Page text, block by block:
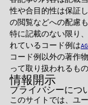
性や合目的性は保証
の閲覧などへの配慮
特に記載のない限り
れているコード例は
コード例以外の著作
って取り扱われるも
情報開示
プライバシーにつ
このサイトでは、ユ